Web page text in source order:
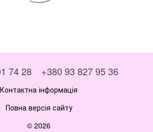
74 28 +380 93 827 95 36
Контактна інформація
Повна версія сайту
© 2026